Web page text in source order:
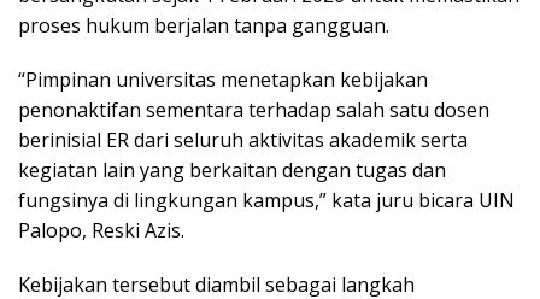
proses hukum berjalan tanpa gangguan.
“Pimpinan universitas menetapkan kebijakan
penonaktifan sementara terhadap salah satu dosen
berinisial ER dari seluruh aktivitas akademik serta
kegiatan lain yang berkaitan dengan tugas dan
fungsinya di lingkungan kampus,” kata juru bicara UIN
Palopo, Reski Azis.
Kebijakan tersebut diambil sebagai langkah